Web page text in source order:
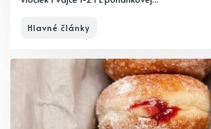
Hlavné články